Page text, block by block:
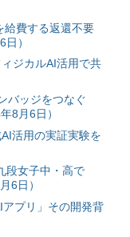
給費する返還不要
）
ジカルAI活用で共
バッジをつなぐ
8月6日）
活用の実証実験を
段女子中・高で
6日）
プリ」その開発背